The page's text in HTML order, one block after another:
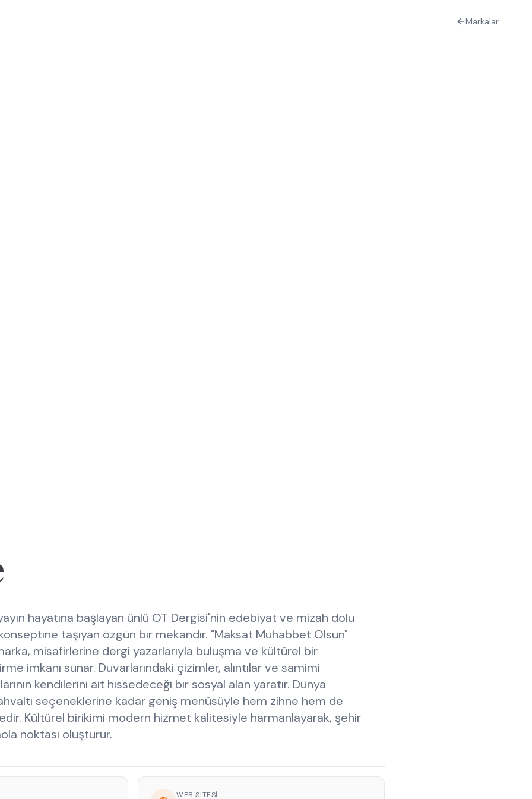
Markalar
hayatına başlayan ünlü OT Dergisi'nin edebiyat ve mizah dolu
taşıyan özgün bir mekandır. "Maksat Muhabbet Olsun"
misafirlerine dergi yazarlarıyla buluşma ve kültürel bir
imkanı sunar. Duvarlarındaki çizimler, alıntılar ve samimi
kendilerini ait hissedeceği bir sosyal alan yaratır. Dünya
seçeneklerine kadar geniş menüsüyle hem zihne hem de
Kültürel birikimi modern hizmet kalitesiyle harmanlayarak, şehir
noktası oluşturur.
WEB SITESI